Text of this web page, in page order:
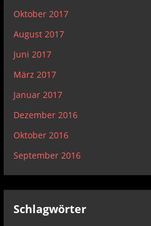
Oktober 2017
August 2017
Juni 2017
März 2017
Januar 2017
Dezember 2016
Oktober 2016
September 2016
Schlagwörter